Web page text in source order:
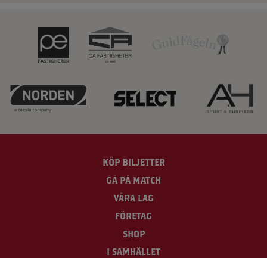
KÖP BILJETTER
GÅ PÅ MATCH
VÅRA LAG
FÖRETAG
SHOP
I SAMHÄLLET